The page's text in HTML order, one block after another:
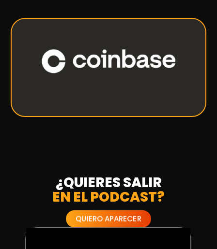
Compra y vende Bitcoin, Ethereum y mucho más
de manera segura.
¿QUIERES SALIR
EN EL PODCAST?
QUIERO APARECER